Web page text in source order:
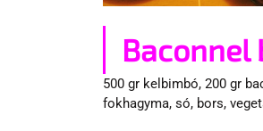
500 gr kelbimbó, 200 gr
fokhagyma, só, bors,